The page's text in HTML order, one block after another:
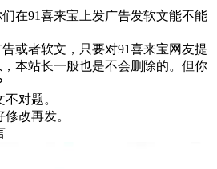
在91喜来宝上发广告发软文能不能
或者软文，只要对91喜来宝网友提
本站长一般也是不会删除的。但你
对题。
改再发。